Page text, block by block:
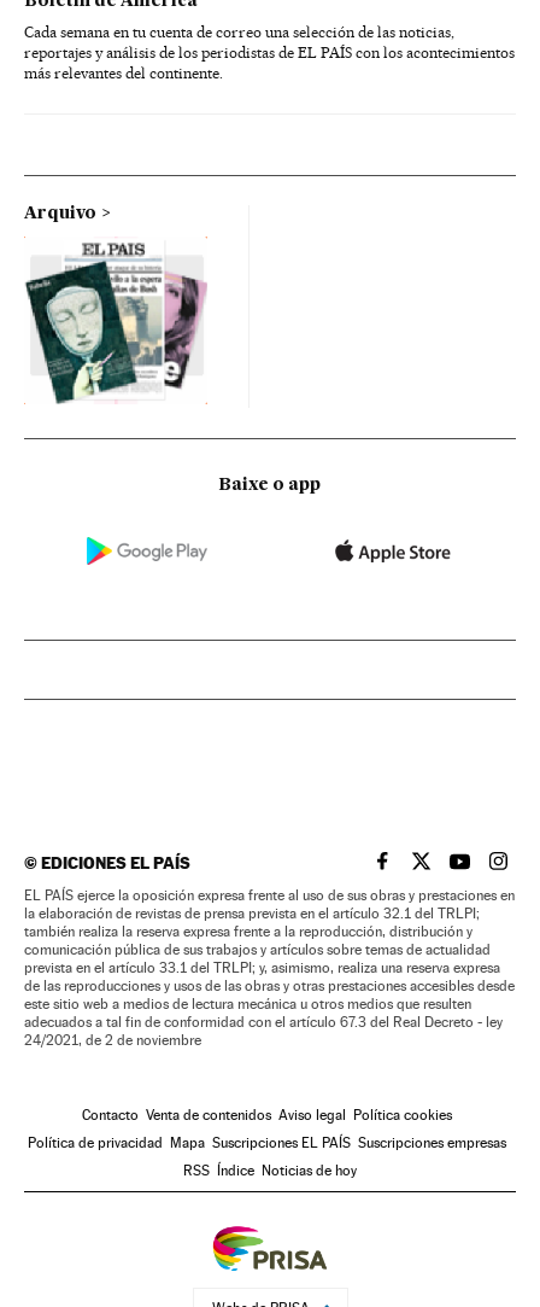
Cada semana en tu cuenta de correo una selección de las noticias,
reportajes y análisis de los periodistas de EL PAÍS con los acontecimientos
más relevantes del continente.
Arquivo
Baixe o app
©EDICIONES EL PAÍS EL PAÍS BRASIL EN
EL PAÍSEL PAÍS
EL
EL PAÍS ejerce la oposición expresa frente al uso de sus obras y prestaciones en
la elaboración de revistas de prensa prevista en el artículo 32.1 del TRLPI;
también realiza la reserva expresa frente a la reproducción, distribución y
comunicación pública de sus trabajos y artículos sobre temas de actualidad
prevista en el artículo 33.1 del TRLPI; y, asimismo, realiza una reserva expresa
de las reproducciones y usos de las obras y otras prestaciones accesibles desde
este sitio web a medios de lectura mecánica u otros medios que resulten
adecuados a tal fin de conformidad con el artículo 67.3 del Real Decreto - ley
24/2021, de 2 de noviembre
Contacto Venta de contenidos Aviso legal
Política cookies
Política de privacidad
Mapa Suscripciones EL PAÍS Suscripciones empresas
RSS
Índice Noticias de hoy